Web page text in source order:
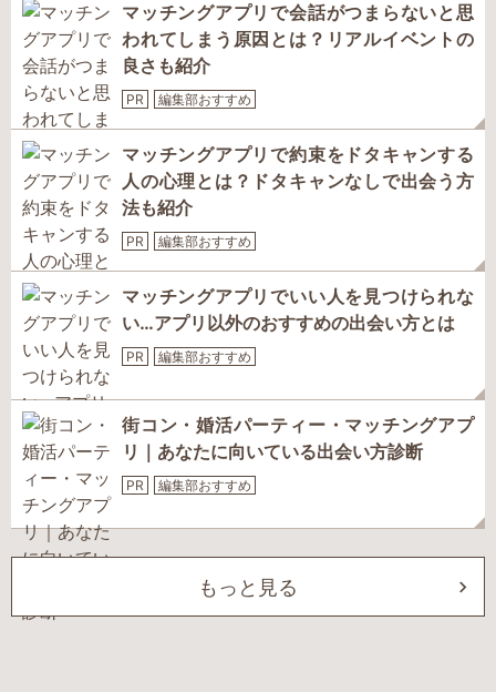
マッチングアプリで会話がつまらないと思
われてしまう原因とは？リアルイベントの
良さも紹介
PR 編集部おすすめ
マッチングアプリで約束をドタキャンする
人の心理とは？ドタキャンなしで出会う方
法も紹介
PR 編集部おすすめ
マッチングアプリでいい人を見つけられな
い…アプリ以外のおすすめの出会い方とは
PR 編集部おすすめ
街コン・婚活パーティー・マッチングアプ
リ｜あなたに向いている出会い方診断
PR 編集部おすすめ
もっと見る